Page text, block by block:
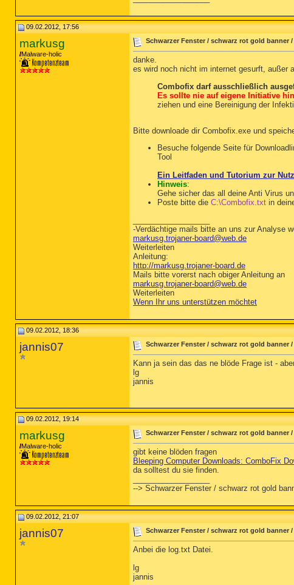
09.02.2012, 17:56
markusg
Malware-holic
Schwarzer Fenster / schwarz rot gold banner
danke.
es wird noch nicht im internet gesurft, außer
Combofix darf ausschließlich
Es sollte nie auf eigene Initiative
ziehen und eine Bereinigung der
Bitte downloade dir Combofix.exe und
Besuche folgende Seite für
Tool
Ein Leitfaden und Tutorium zur
Hinweis:
Gehe sicher das all deine Anti Virus
Poste bitte die C:\Combofix.txt in
-Verdächtige mails bitte an uns zur Analyse
markusg.trojaner-board@web.de
Weiterleiten
Anleitung:
http://markusg.trojaner-board.de
Mails bitte vorerst nach obiger Anleitung an
markusg.trojaner-board@web.de
Weiterleiten
Wenn Ihr uns unterstützen möchtet
09.02.2012, 18:36
jannis07 Schwarzer Fenster / schwarz rot gold banner
Kann ja sein das das ne blöde Frage ist -
lg
jannis
09.02.2012, 19:14
markusg
Malware-holic
Schwarzer Fenster / schwarz rot gold banner
gibt keine blöden fragen
Bleeping Computer Downloads: ComboFix
da solltest du sie finden.
--> Schwarzer Fenster / schwarz rot gold
09.02.2012, 21:07
jannis07 Schwarzer Fenster / schwarz rot gold banner
Anbei die log.txt Datei.
lg
jannis